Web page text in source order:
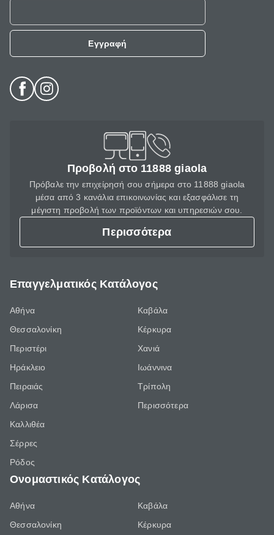
Εγγραφή
Προβολή στο 11888 giaola
Πρόβαλε την επιχείρησή σου σήμερα στο 11888 giaola
μέσα από 3 κανάλια επικοινωνίας και εξασφάλισε τη
μέγιστη προβολή των προϊόντων και υπηρεσιών σου.
Περισσότερα
Επαγγελματικός Κατάλογος
Αθήνα
Θεσσαλονίκη
Περιστέρι
Ηράκλειο
Πειραιάς
Λάρισα
Καλλιθέα
Σέρρες
Ρόδος
Καβάλα
Κέρκυρα
Χανιά
Ιωάννινα
Τρίπολη
Περισσότερα
Ονομαστικός Κατάλογος
Αθήνα
Θεσσαλονίκη
Καβάλα
Κέρκυρα